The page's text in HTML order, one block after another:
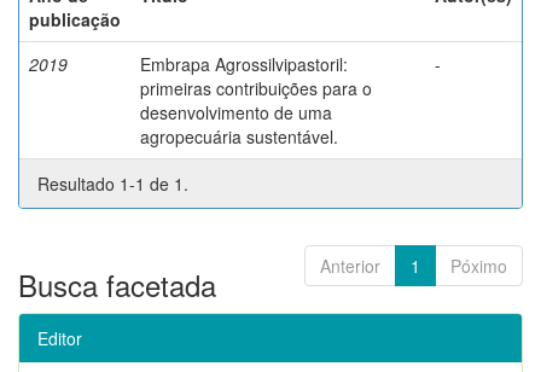
publicação
2019
Embrapa Agrossilvipastoril:
primeiras contribuições para o
desenvolvimento de uma
agropecuária sustentável.
-
Resultado 1-1 de 1.
Anterior 1 Póximo
Busca facetada
Editor